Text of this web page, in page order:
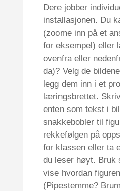
Dere jobber
installasjonen. Du
(zoome inn på et
for eksempel) eller
ovenfra eller
da)? Velg de
legg dem inni et
læringsbrettet.
enten som tekst i
snakkebobler til
rekkefølgen på
for klassen eller ta
du leser høyt. Bruk
vise hvordan
(Pipestemme?